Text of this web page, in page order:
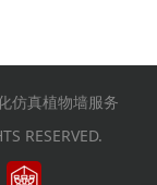
仿真植物墙服务
RESERVED.